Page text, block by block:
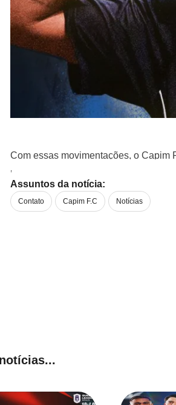
Com essas movimentações, o Capim
neste início de 2026.
Assuntos da notícia:
Contato Capim F.C Notícias